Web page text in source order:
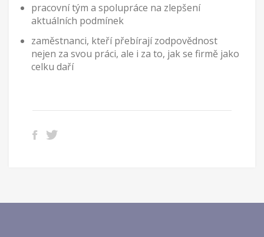
pracovní tým a spolupráce na zlepšení
aktuálních podmínek
zaměstnanci, kteří přebírají zodpovědnost
nejen za svou práci, ale i za to, jak se firmě jako
celku daří